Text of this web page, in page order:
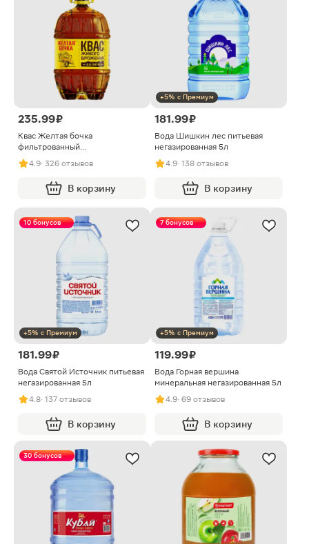
235.99 ₽
Квас Желтая бочка
фильтрованный
пастеризованный 2.5л
4.9· 326 отзывов
В корзину
+5% с Премиум
181.99 ₽
Вода Шишкин лес питьевая
негазированная 5л
4.9· 138 отзывов
В корзину
10 бонусов
+5% с Премиум
181.99 ₽
Вода Святой Источник питьевая
негазированная 5л
4.8· 137 отзывов
В корзину
7 бонусов
+5% с Премиум
119.99 ₽
Вода Горная вершина
минеральная негазированная 5л
4.9· 69 отзывов
В корзину
30 бонусов